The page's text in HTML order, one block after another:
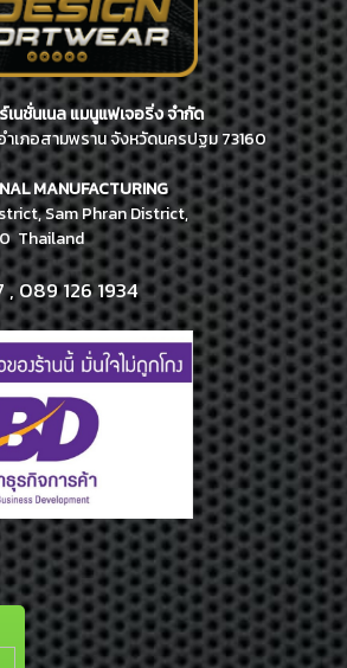
นชั่นเนล แมนูแฟเจอริ่ง จำกัด
เภอสามพราน จังหวัดนครปฐม 73160
MANUFACTURING
Sam Phran District,
Thailand
, 089 126 1934